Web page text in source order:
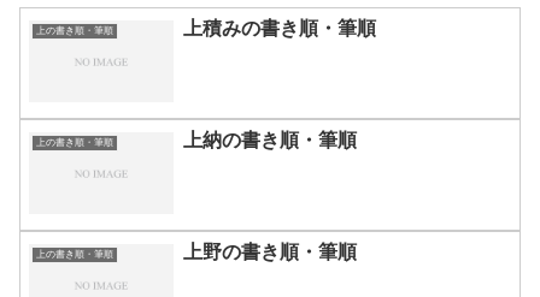
上の書き順・筆順 上積みの書き順・筆順
上の書き順・筆順 上納の書き順・筆順
上の書き順・筆順 上野の書き順・筆順